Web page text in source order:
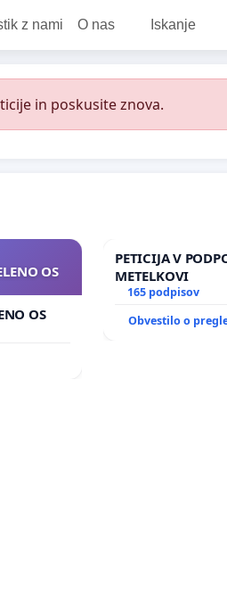
z nami O nas Iskanje
in poskusite znova.
OS
OS
PETICIJA V
METELKOVI
165 podpisov
Obvestilo o